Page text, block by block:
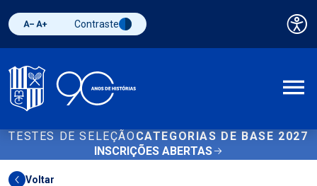
Diminuir fonte
Aumentar fonteAlternar contraste
Contraste
TESTES DE SELEÇÃO CATEGORIAS DE BASE 2027
INSCRIÇÕES ABERTAS
Voltar